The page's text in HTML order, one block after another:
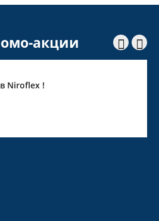
акции  
Niroflex !